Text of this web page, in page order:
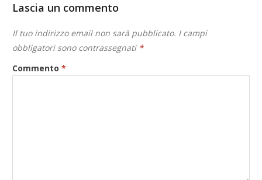
Lascia un commento
Il tuo indirizzo email non sarà pubblicato. I campi
obbligatori sono contrassegnati *
Commento*